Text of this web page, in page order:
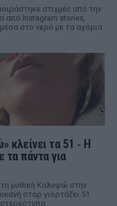
στιγμές από την
από Instagram stories,
στο νερό με τα αγόρια
τα 51 ‑ H
τα πάντα για
μυθική Καλυψώ στην
σταρ γιορτάζει 51